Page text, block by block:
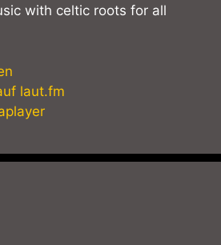
with celtic roots for all
laut.fm